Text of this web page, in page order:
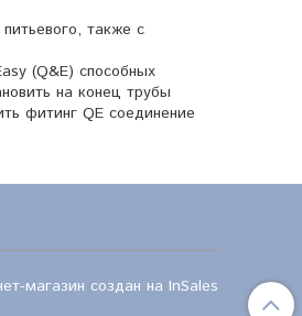
также с
(Q&E) способных
на конец трубы
фитинг QE соединение
магазин создан на InSales